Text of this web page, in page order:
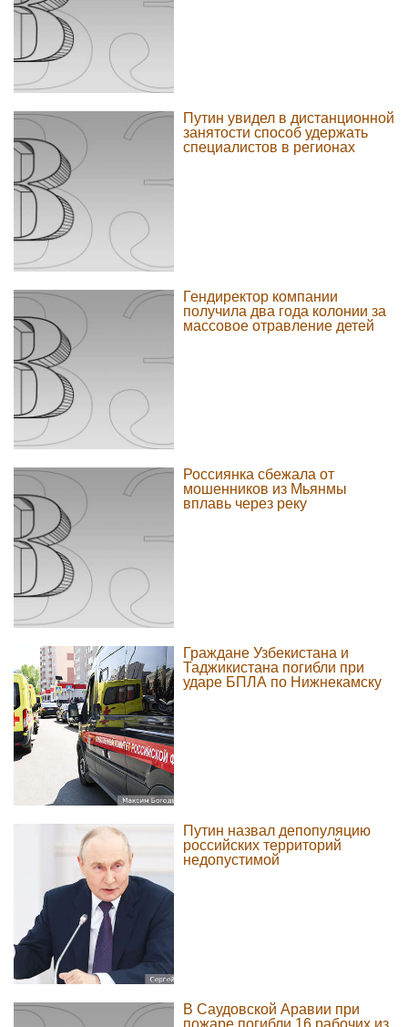
Путин увидел в дистанционной
занятости способ удержать
специалистов в регионах
Гендиректор компании
получила два года колонии за
массовое отравление детей
Россиянка сбежала от
мошенников из Мьянмы
вплавь через реку
Граждане Узбекистана и
Таджикистана погибли при
ударе БПЛА по Нижнекамску
Путин назвал депопуляцию
российских территорий
недопустимой
В Саудовской Аравии при
пожаре погибли 16 рабочих из